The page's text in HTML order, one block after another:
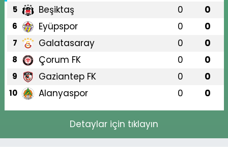
5 Beşiktaş 0 0
6 Eyüpspor 0 0
7 Galatasaray 0 0
8 Çorum FK 0 0
9 Gaziantep FK 0 0
10 Alanyaspor 0 0
Detaylar için tıklayın